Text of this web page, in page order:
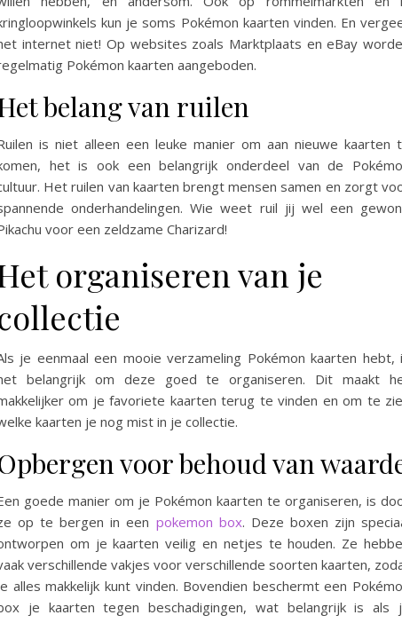
kun je soms Pokémon kaarten vinden. En
internet niet! Op websites zoals Marktplaats en eBay
Pokémon kaarten aangeboden.
belang van ruilen
is niet alleen een leuke manier om aan nieuwe kaarten
het is ook een belangrijk onderdeel van de
Het ruilen van kaarten brengt mensen samen en zorgt
onderhandelingen. Wie weet ruil jij wel een
voor een zeldzame Charizard!
organiseren van je
je eenmaal een mooie verzameling Pokémon kaarten hebt,
belangrijk om deze goed te organiseren. Dit maakt
om je favoriete kaarten terug te vinden en om te
kaarten je nog mist in je collectie.
voor behoud van
goede manier om je Pokémon kaarten te organiseren, is
op te bergen in een pokemon box. Deze boxen zijn
om je kaarten veilig en netjes te houden. Ze
verschillende vakjes voor verschillende soorten kaarten,
alles makkelijk kunt vinden. Bovendien beschermt een
je kaarten tegen beschadigingen, wat belangrijk is als